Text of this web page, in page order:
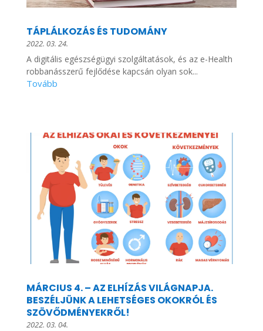
TÁPLÁLKOZÁS ÉS TUDOMÁNY
2022. 03. 24.
A digitális egészségügyi szolgáltatások, és az e-Health
robbanásszerű fejlődése kapcsán olyan sok...
MÁRCIUS 4. – AZ ELHÍZÁS VILÁGNAPJA.
BESZÉLJÜNK A LEHETSÉGES OKOKRÓL ÉS
SZÖVŐDMÉNYEKRŐL!
2022. 03. 04.